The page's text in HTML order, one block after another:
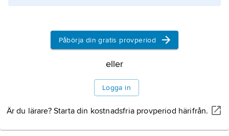
Påbörja din gratis provperiod
eller
Logga in
Är du lärare? Starta din kostnadsfria provperiod härifrån.